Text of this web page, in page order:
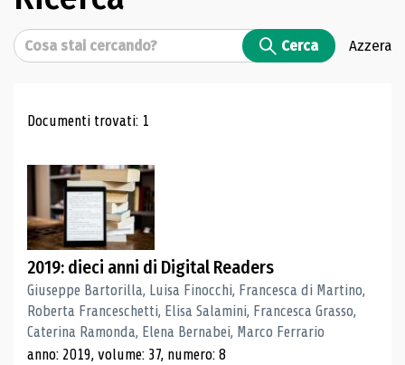
Cerca Cerca Azzera
Risultati di ricerca
Documenti trovati: 1
2019: dieci anni di Digital Readers
Giuseppe Bartorilla, Luisa Finocchi, Francesca di Martino,
Roberta Franceschetti, Elisa Salamini, Francesca Grasso,
Caterina Ramonda, Elena Bernabei, Marco Ferrario
anno: 2019, volume: 37, numero: 8